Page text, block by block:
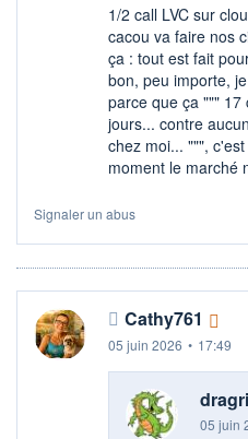
1/2 call LVC sur
cacou va faire nos
ça : tout est fait
bon, peu importe,
parce que ça """ 17
jours... contre
chez moi... """,
moment le marché
Signaler un abus
Cathy761
05 juin 2026 • 17:49
05 juin